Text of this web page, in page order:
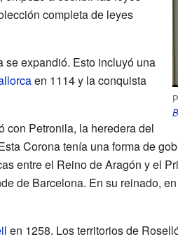
completa de leyes
se expandió. Esto incluyó una
en 1114 y la conquista
con Petronila, la heredera del
Corona tenía una forma de
entre el Reino de Aragón y el
de Barcelona. En su reinado,
en 1258. Los territorios de